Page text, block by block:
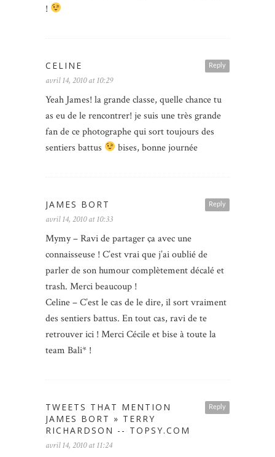
!
Reply
CELINE
avril 14, 2010 at 10:29
Yeah James! la grande classe, quelle chance tu
as eu de le rencontrer! je suis une très grande
fan de ce photographe qui sort toujours des
sentiers battus
bises, bonne journée
Reply
JAMES BORT
avril 14, 2010 at 10:33
Mymy – Ravi de partager ça avec une
connaisseuse ! C’est vrai que j’ai oublié de
parler de son humour complètement décalé et
trash. Merci beaucoup !
Celine – C’est le cas de le dire, il sort vraiment
des sentiers battus. En tout cas, ravi de te
retrouver ici ! Merci Cécile et bise à toute la
team Bali* !
Reply
TWEETS THAT MENTION
JAMES BORT » TERRY
RICHARDSON -- TOPSY.COM
avril 14, 2010 at 11:24